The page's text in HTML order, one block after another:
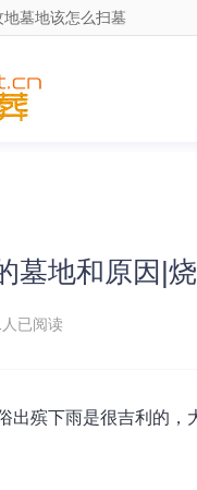
葬坟用地立阴契
墓地该怎么扫墓
墓地和原因|
已阅读
出殡下雨是很吉利的